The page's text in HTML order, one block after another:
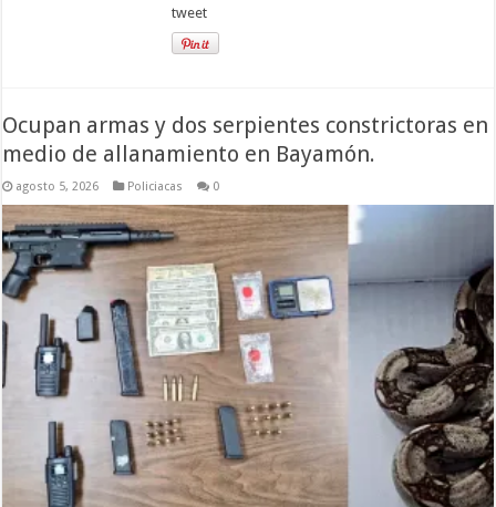
tweet
Ocupan armas y dos serpientes constrictoras en
medio de allanamiento en Bayamón.
agosto 5, 2026 Policiacas 0